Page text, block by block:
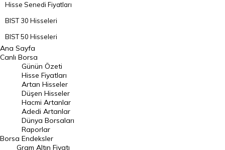
Hisse Senedi Fiyatları
BIST 30 Hisseleri
BIST 50 Hisseleri
BIST 100 Hisseleri
En Çok Artan Hisseler
En Çok Düşen Hisseler
Hacmi Artanlar
Geçmiş Kapanışlar
Dünya Borsaları
Ana Sayfa
Canlı Borsa
Borsa
Günün Özeti
Hisse Fiyatları
Artan Hisseler
Düşen Hisseler
Hacmi Artanlar
Adedi Artanlar
Dünya Borsaları
Raporlar
Endeksler
Gram Altın Fiyatı